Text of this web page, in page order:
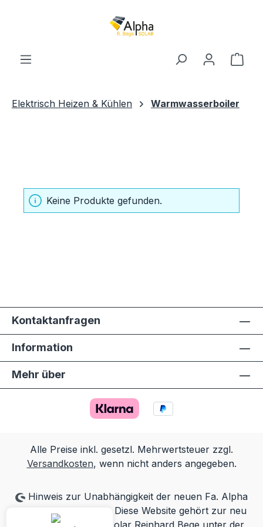
Zum Hauptinhalt springen
Elektrisch Heizen & Kühlen Warmwasserboiler
Keine Produkte gefunden.
Kontaktanfragen
Information
Mehr über
Alle Preise inkl. gesetzl. Mehrwertsteuer zzgl.
Versandkosten, wenn nicht anders angegeben.
Hinweis zur Unabhängigkeit der neuen Fa. Alpha
Solar Reinhard Bege: Diese Website gehört zur neu
gegründeten Alpha Solar Reinhard Bege unter der